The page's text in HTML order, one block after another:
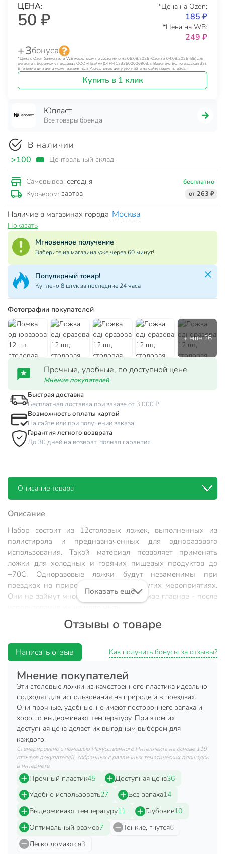
ЦЕНА:
50 ₽
*Цена на Ozon:
185 ₽
*Цена на WB:
249 ₽
+ 3бонуса
*Цена с Озон банком или WB кошельком по состоянию на 06.08.2026 (Озон) и 04.08.2026 (ВБ) для
региона г. Воронеж у продавца ООО «Прайм» (ОГРН 1233600006903, г. Воронеж, Волгоградская 32).
В течение дня цена может изменяться. Актуальную цену уточняйте на сайте маркетплейса.
Купить в 1 клик
Юпласт
Все товары бренда
В наличии
>100 Центральный склад
Самовывоз: сегодня бесплатно
Курьером: завтра от 263 ₽
Наличие в магазинах города Москва
Показать
Мгновенное получение
Заберите из магазина уже через 60 минут!
Популярный товар!
Куплено 8 штук за последние 24 часа
Фотографии покупателей
Прочные, удобные, по доступной цене
Мнение покупателей
Быстрая доставка
Бесплатная доставка при заказе от 3 000 ₽
Возможность оплаты картой
На сайте или при получении заказа
Гарантия легкого возврата
До 30 дней на возврат, полная гарантия
Описание товара
Описание
Набор состоит из 12столовых ложек, выполненных из
полистирола и предназначенных для одноразового
использования. Такой материал позволяет применять
ложки для холодных и горячих пищевых продуктов до
+70С. Одноразовые ложки будут незаменимы при
поездках на природу, пикниках и других мероприятиях.
Они не займут много места, легки и самое главное - после
Техническая информация
Количество в наборе, шт
Бренд
Страна производства
Артикул производителя
ЮНАБ2022
Вес в упаковке
30 г
Габариты упаковки
Показать ещё
Отзывы о товаре
Написать отзыв Как получить бонусы за отзывы?
Мнение покупателей
Эти столовые ложки из качественного пластика идеально
подходят для использования на природе и в поездках.
Они прочные, удобные, не имеют постороннего запаха и
хорошо выдерживают температуру. При этом их
доступная цена делает их выгодным выбором для
каждого.
Сгенерировано с помощью Искусственного Интеллекта на основе 119
отзывов покупателей, собранных с различных тематических площадок
в интернете
Прочный пластик45 Доступная цена36
Удобно использовать27 Без запаха14
Выдерживают температуру11 Глубокие10
Оптимальный размер7 Тонкие, гнутся6
Легко ломаются3